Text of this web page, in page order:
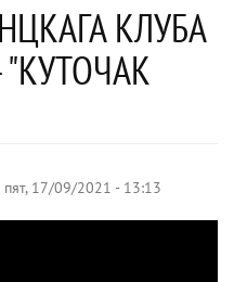
КЛУБА
"КУТОЧАК
пят, 17/09/2021 - 13:13